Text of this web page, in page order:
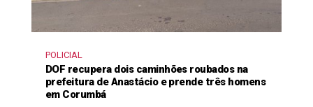
POLICIAL
DOF recupera dois caminhões roubados na
prefeitura de Anastácio e prende três homens
em Corumbá